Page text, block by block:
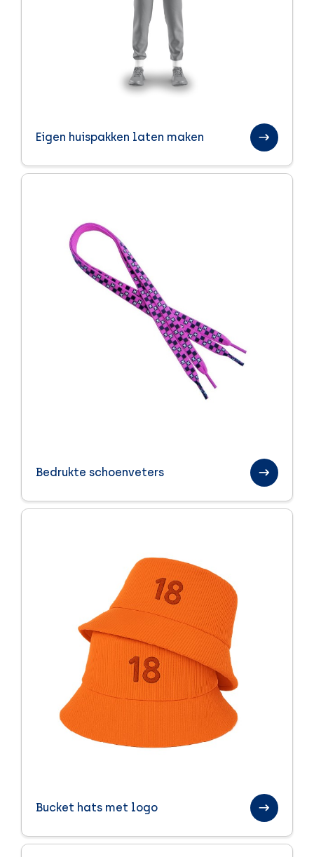
Eigen huispakken laten maken
Bedrukte schoenveters
Bucket hats met logo